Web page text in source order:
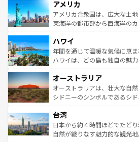
ンツ一覧を参照してほしい。
の建物がそのまま残る町や、ス
博物館もあり、アルプス観光
ことができる。国民の所得が
ば市内交通費無料で観光を楽しむこ
着のスイス情報はコンテンツ一
アメリカ
アメリカ合衆国は、広大な土
東海岸の都市部から西海岸の
のような巨大都市は、観光、シ
ンメントが詰まった刺激的な
西部には大自然が広がり、グ
部のニューオーリンズでは、音
文化が魅力。旅行者はアメリカ
しみながら、その多様性と豊
ならではの贅沢な旅のスタイルだ。 なお、新着のア
情報はコンテンツ一覧を参照
ハワイ
年間を通じて温暖な気候に恵
ハワイは、どの島も独自の魅
ワイ島は見逃せない。また、定
島だが、静かな自然を求める
おすすめ。エメラルドグリー
れるおもてなしの心で訪れる人
人々、おいしいローカルフー
ク、伝統的なフラダンスなど
オーストラリア
オーストラリアは、壮大な自
シドニーのシンボルであるシ
リアリーフや大陸中央部にそび
ク）、タスマニアの美しい原
ど、見どころがたくさん。ま
台湾
日本から約４時間ほどでたど
自然が織りなす魅力的な観光